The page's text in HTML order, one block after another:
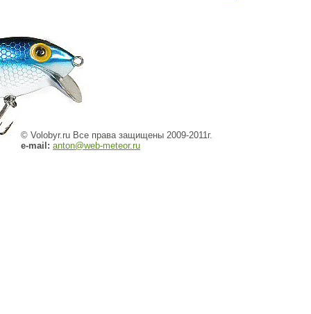
© Volobyr.ru Все права защищены 2009-2011г.
e-mail: anton@web-meteor.ru